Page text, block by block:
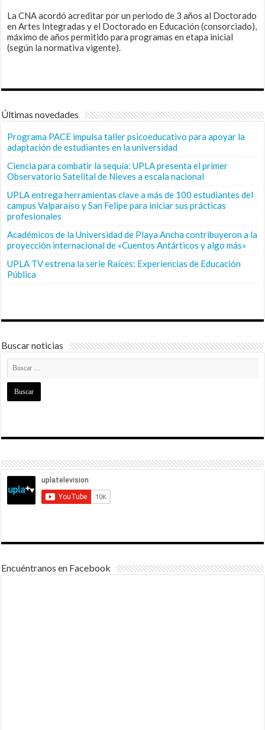
La CNA acordó acreditar por un periodo de 3 años al Doctorado
en Artes Integradas y el Doctorado en Educación (consorciado),
máximo de años permitido para programas en etapa inicial
(según la normativa vigente).
Últimas novedades
Programa PACE impulsa taller psicoeducativo para apoyar la
adaptación de estudiantes en la universidad
Ciencia para combatir la sequía: UPLA presenta el primer
Observatorio Satelital de Nieves a escala nacional
UPLA entrega herramientas clave a más de 100 estudiantes del
campus Valparaíso y San Felipe para iniciar sus prácticas
profesionales
Académicos de la Universidad de Playa Ancha contribuyeron a la
proyección internacional de «Cuentos Antárticos y algo más»
UPLA TV estrena la serie Raíces: Experiencias de Educación
Pública
Buscar noticias
Encuéntranos en Facebook